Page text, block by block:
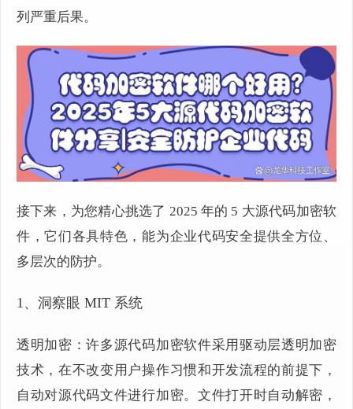
列严重后果。
接下来，为您精心挑选了 2025 年的 5 大源代码加密软
件，它们各具特色，能为企业代码安全提供全方位、
多层次的防护。
1、洞察眼 MIT 系统
透明加密：许多源代码加密软件采用驱动层透明加密
技术，在不改变用户操作习惯和开发流程的前提下，
自动对源代码文件进行加密。文件打开时自动解密，